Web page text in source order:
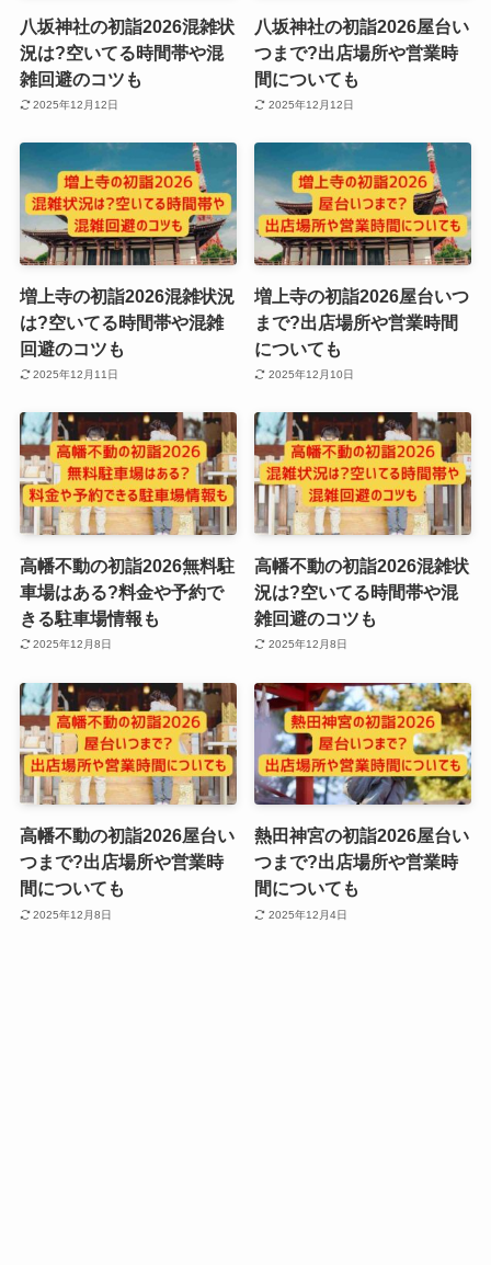
八坂神社の初詣2026混雑状
況は?空いてる時間帯や混
雑回避のコツも
2025年12月12日
八坂神社の初詣2026屋台い
つまで?出店場所や営業時
間についても
2025年12月12日
増上寺の初詣2026混雑状況
は?空いてる時間帯や混雑
回避のコツも
2025年12月11日
増上寺の初詣2026屋台いつ
まで?出店場所や営業時間
についても
2025年12月10日
高幡不動の初詣2026無料駐
車場はある?料金や予約で
きる駐車場情報も
2025年12月8日
高幡不動の初詣2026混雑状
況は?空いてる時間帯や混
雑回避のコツも
2025年12月8日
高幡不動の初詣2026屋台い
つまで?出店場所や営業時
間についても
2025年12月8日
熱田神宮の初詣2026屋台い
つまで?出店場所や営業時
間についても
2025年12月4日